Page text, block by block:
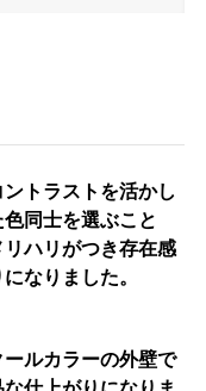
ントラストを活かし
同士を選ぶこと
ハリがつき存在感
なりました。
ールカラーの外壁で